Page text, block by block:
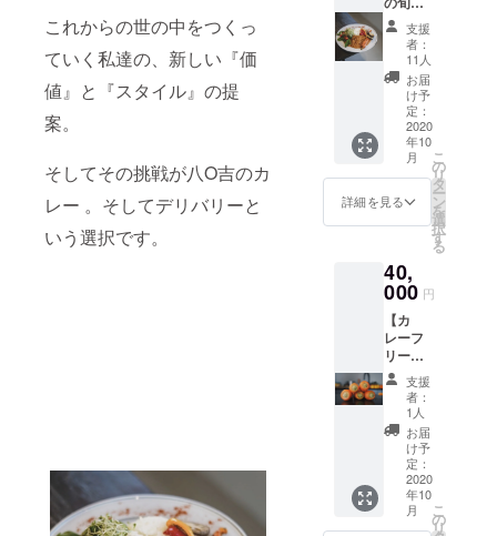
これからの世の中をつくっ
ていく私達の、新しい『価
値』と『スタイル』の提
案。
そしてその挑戦が八O吉のカ
レー 。そしてデリバリーと
いう選択です。
ます。
す。
（玉ね
ぎ、鶏
肉、お
米な
ど、、
、あと
はカ
レーに
のせた
いもの
なんで
も簡単
なので
ご安心
くださ
い！1
セット5
食分を
お届け
致しま
すの
で、家
族で
作って
お楽し
みいた
は、八
Ｏ吉で
のお買
い物全
てにご
利用い
ただけ
ます。
※現金と
の引き
換えは
行いま
お釣り
は出ま
せん。
※同時に
何枚で
もお使
いいた
だけま
す。 ※
使用期
限は、
お店が
やって
いる限
り！万
野菜
セッ
ト、商
品券６,
０００
円分】
八Ｏ吉
セレク
トの野
菜詰め
合わせ
セット
3,000円
と、八
Ｏ吉で
お使い
いただ
ける
6,000円
分の商
品券で
す。 〜
八Ｏ吉
推しの
旬の野
菜セッ
ト 内容
につい
支援
者：
11人
お届
け予
定：
2020
年10
月
詳細を見る
こ
の
リ
タ
ー
ン
を
選
択
す
る
40,
000 円
【カ
レーフ
リーパ
ス1ヶ月
分、八
Ｏ吉推
しの旬
の野菜
セッ
ト】 当
店自慢
のカ
支援
者：
1人
お届
け予
定：
2020
年10
月
こ
の
リ